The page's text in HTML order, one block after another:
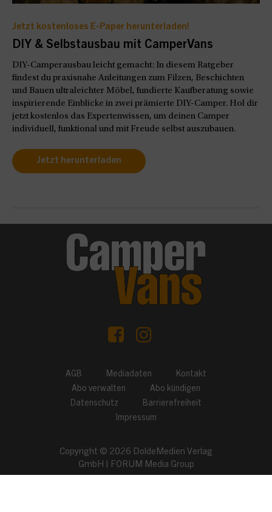
Jetzt kostenloses E-Paper herunterladen!
DIY & Selbstausbau mit CamperVans
DIY-Camperausbau leicht gemacht: In diesem Ratgeber
findest du praxisnahe Anleitungen zum Filzen, Beschichten
und Bauen ultraleichter Möbel, fundierte Kaufberatung sowie
inspirierende Einblicke in zwei prämierte DIY-Camper. Hol dir
jetzt kostenlos das Expertenwissen, um deinen Camper
individuell, funktional und mit Freude selbst auszubauen.
Jetzt herunterladen
AGB Mediadaten
Kontakt
Abo verwalten
Abo kündigen
Datenschutz
Barrierefreiheit
Impressum
Copyright © 2026 DoldeMedien Verlag
GmbH
FORUM Media Group